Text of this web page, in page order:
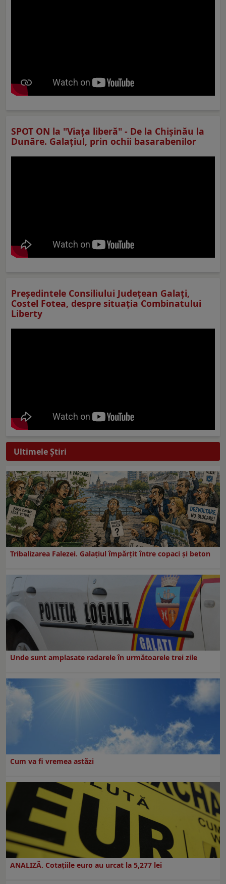
SPOT ON la "Viaţa liberă" - De la Chișinău la
Dunăre. Galațiul, prin ochii basarabenilor
Preşedintele Consiliului Judeţean Galaţi,
Costel Fotea, despre situaţia Combinatului
Liberty
Ultimele Ştiri
Tribalizarea Falezei. Galațiul împărțit între copaci și beton
Unde sunt amplasate radarele în următoarele trei zile
Cum va fi vremea astăzi
ANALIZĂ. Cotațiile euro au urcat la 5,277 lei